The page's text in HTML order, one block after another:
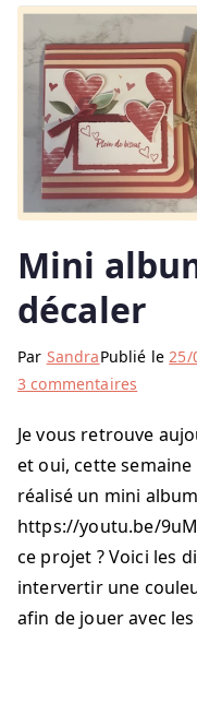
Mini
décaler
Par SandraPublié le 25/
3 commentaires
album
décaler
Je vous retrouve
et oui, cette
réalisé un mini
https://youtu.be/
ce projet ? Voici les
intervertir une
afin de jouer avec